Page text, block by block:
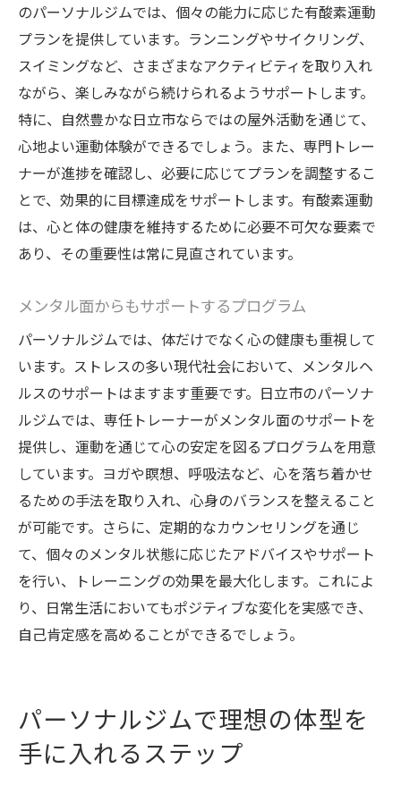
のパーソナルジムでは、個々の能力に応じた有酸素運動
プランを提供しています。ランニングやサイクリング、
スイミングなど、さまざまなアクティビティを取り入れ
ながら、楽しみながら続けられるようサポートします。
特に、自然豊かな日立市ならではの屋外活動を通じて、
心地よい運動体験ができるでしょう。また、専門トレー
ナーが進捗を確認し、必要に応じてプランを調整するこ
とで、効果的に目標達成をサポートします。有酸素運動
は、心と体の健康を維持するために必要不可欠な要素で
あり、その重要性は常に見直されています。
メンタル面からもサポートするプログラム
パーソナルジムでは、体だけでなく心の健康も重視して
います。ストレスの多い現代社会において、メンタルヘ
ルスのサポートはますます重要です。日立市のパーソナ
ルジムでは、専任トレーナーがメンタル面のサポートを
提供し、運動を通じて心の安定を図るプログラムを用意
しています。ヨガや瞑想、呼吸法など、心を落ち着かせ
るための手法を取り入れ、心身のバランスを整えること
が可能です。さらに、定期的なカウンセリングを通じ
て、個々のメンタル状態に応じたアドバイスやサポート
を行い、トレーニングの効果を最大化します。これによ
り、日常生活においてもポジティブな変化を実感でき、
自己肯定感を高めることができるでしょう。
パーソナルジムで理想の体型を
手に入れるステップ